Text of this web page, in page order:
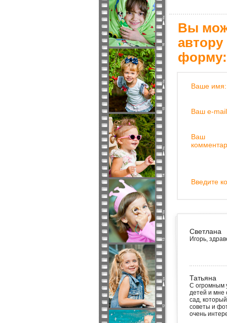
Вы
форму:
Ваше имя:
Ваш e-
Ваш
Введите
Светлана
Игорь,
Татьяна
C огромным
детей и мне
сад,
советы и
очень